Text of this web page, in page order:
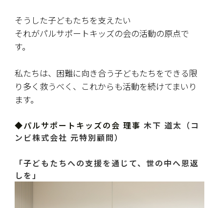
そうした子どもたちを支えたい―――
それがパルサポートキッズの会の活動の原点で
す。
私たちは、困難に向き合う子どもたちをできる限
り多く救うべく、これからも活動を続けてまいり
ます。
◆パルサポートキッズの会 理事 木下 道太（コ
ンビ株式会社 元特別顧問）
「子どもたちへの支援を通じて、世の中へ恩返
しを」